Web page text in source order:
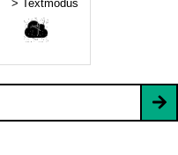
> Textmodus